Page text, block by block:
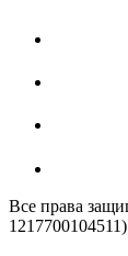
Все права